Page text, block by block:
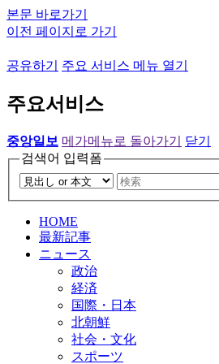
본문 바로가기
이전 페이지로 가기
공유하기 주요 서비스 메뉴 열기
주요서비스
중앙일보 메가메뉴로 돌아가기
닫기
검색어 입력폼
HOME
最新記事
ニュース
政治
経済
国際・日本
北朝鮮
社会・文化
スポーツ